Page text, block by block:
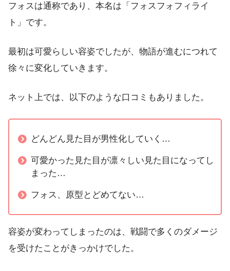
フォスは通称であり、本名は「フォスフォフィライ
ト」です。
最初は可愛らしい容姿でしたが、物語が進むにつれて
徐々に変化していきます。
ネット上では、以下のような口コミもありました。
どんどん見た目が男性化していく…
可愛かった見た目が凛々しい見た目になってし
まった…
フォス、原型とどめてない…
容姿が変わってしまったのは、戦闘で多くのダメージ
を受けたことがきっかけでした。